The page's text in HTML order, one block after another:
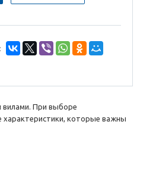
вилами. При выборе
характеристики, которые важны